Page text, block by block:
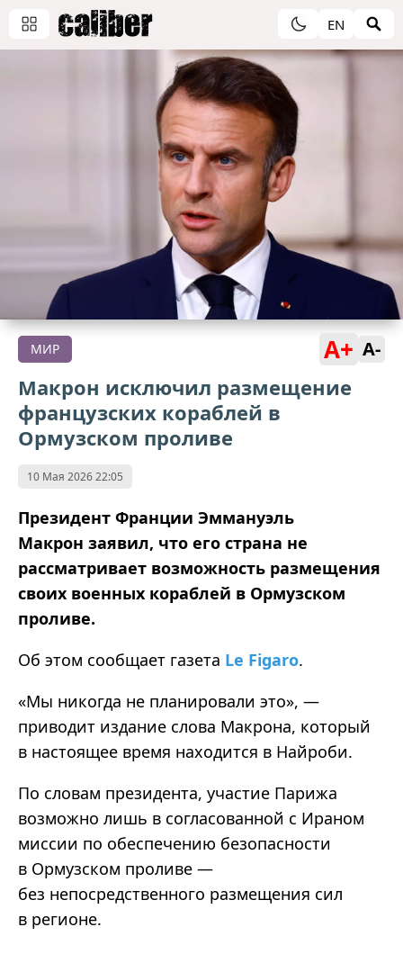
EN
МИР A+ A-
Макрон исключил размещение
французских кораблей в
Ормузском проливе
10 Мая 2026 22:05
Президент Франции Эммануэль
Макрон заявил, что его страна не
рассматривает возможность размещения
своих военных кораблей в Ормузском
проливе.
Об этом сообщает газета Le Figaro.
«Мы никогда не планировали это», —
приводит издание слова Макрона, который
в настоящее время находится в Найроби.
По словам президента, участие Парижа
возможно лишь в согласованной с Ираном
миссии по обеспечению безопасности
в Ормузском проливе —
без непосредственного размещения сил
в регионе.